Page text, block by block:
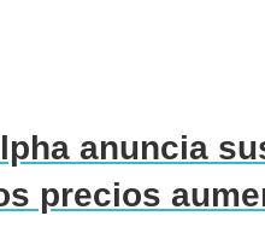
anuncia
precios